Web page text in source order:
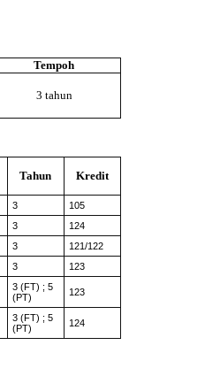
Tempoh
3 tahun
Tahun Kredit
3
105
3
124
3
121/122
3 123
3 (FT) ; 5
(PT)
123
3 (FT) ; 5
(PT)
124